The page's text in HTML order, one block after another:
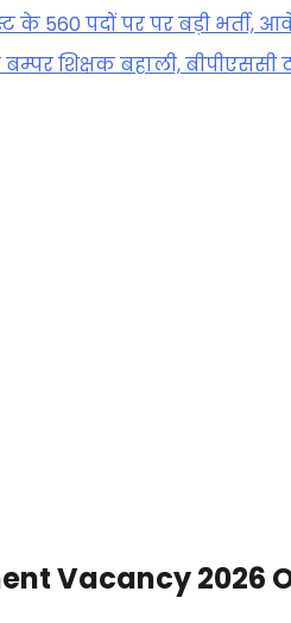
के 560 पदों पर पर बड़ी भर्ती,
बम्पर शिक्षक बहाली,
Vacancy 2026